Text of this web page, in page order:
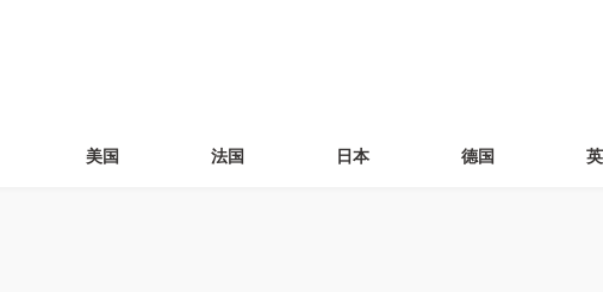
美国 法国 日本 德国